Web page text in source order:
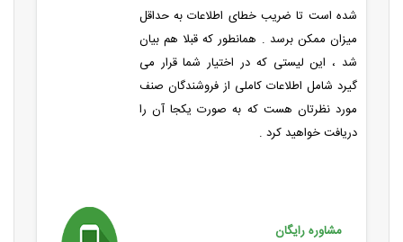
شده است تا ضریب خطای اطلاعات به حداقل
میزان ممکن برسد . همانطور که قبلا هم بیان
شد ، این لیستی که در اختیار شما قرار می
گیرد شامل اطلاعات کاملی از فروشندگان صنف
مورد نظرتان هست که به صورت یکجا آن را
دریافت خواهید کرد .
مشاوره رایگان